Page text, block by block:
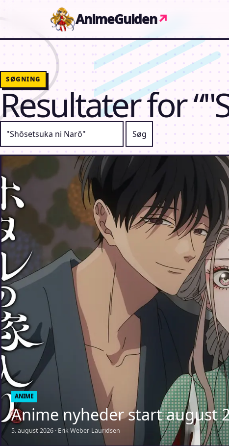
AnimeGuiden↗
SØGNING
Resultater for
ANIME
Anime nyheder start august
5. august 2026 · Erik Weber-Lauridsen